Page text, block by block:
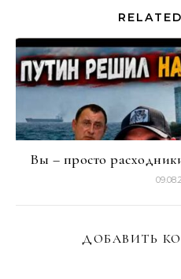
Вы – просто
ДОБАВИТЬ